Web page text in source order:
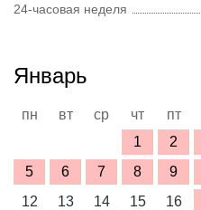
24-часовая неделя
Январь
пн вт ср чт пт
1
2
5
6 7 8 9
12
13 14 15 16